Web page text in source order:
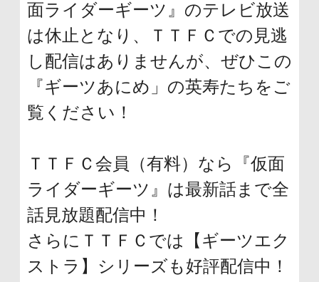
面ライダーギーツ』のテレビ放送
は休止となり、ＴＴＦＣでの見逃
し配信はありませんが、ぜひこの
『ギーツあにめ」の英寿たちをご
覧ください！
ＴＴＦＣ会員（有料）なら『仮面
ライダーギーツ』は最新話まで全
話見放題配信中！
さらにＴＴＦＣでは【ギーツエク
ストラ】シリーズも好評配信中！